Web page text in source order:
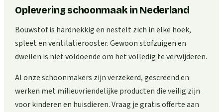
Oplevering schoonmaak in Nederland
Bouwstof is hardnekkig en nestelt zich in elke hoek,
spleet en ventilatierooster. Gewoon stofzuigen en
dweilen is niet voldoende om het volledig te verwijderen.
Al onze schoonmakers zijn verzekerd, gescreend en
werken met milieuvriendelijke producten die veilig zijn
voor kinderen en huisdieren. Vraag je gratis offerte aan